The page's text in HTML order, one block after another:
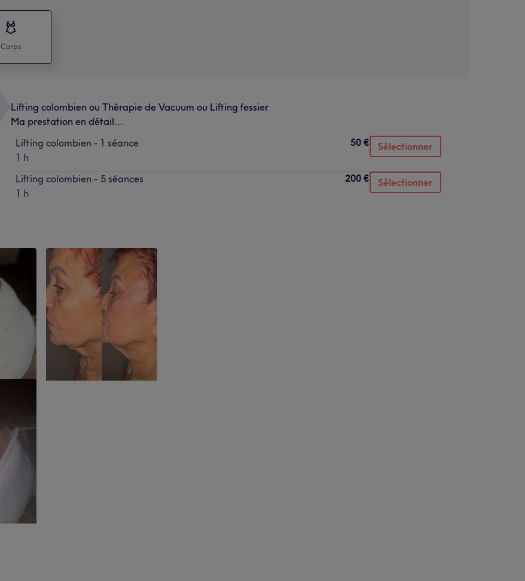
Corps
Lifting colombien ou Thérapie de Vacuum ou Lifting fessier
Ma prestation en détail...
Lifting colombien - 1 séance
1 h
50 € Sélectionner
Lifting colombien - 5 séances
1 h
200 € Sélectionner